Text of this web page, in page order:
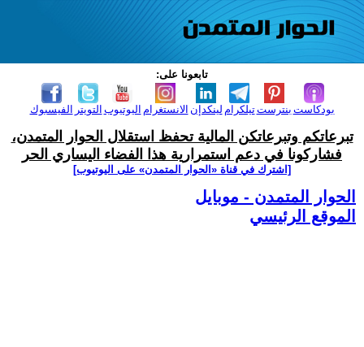
تابعونا على:
الفيسبوك التويتر اليوتيوب الانستغرام لينكدإن تيلكرامبنترست بودكاست
تبرعاتكم وتبرعاتكن المالية تحفظ استقلال الحوار المتمدن،
فشاركونا في دعم استمرارية هذا الفضاء اليساري الحر
[اشترك في قناة ‫«الحوار المتمدن» على اليوتيوب]
الحوار المتمدن - موبايل
الموقع الرئيسي